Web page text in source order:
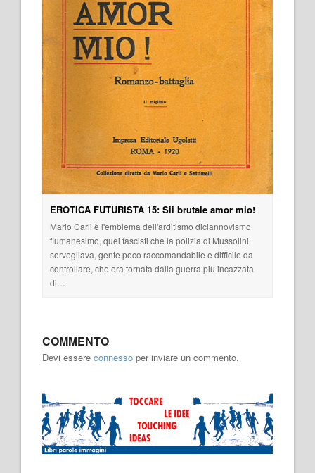
EROTICA FUTURISTA 15: Sii brutale amor mio!
Mario Carli è l'emblema dell'arditismo diciannovismo
fiumanesimo, quei fascisti che la polizia di Mussolini
sorvegliava, gente poco raccomandabile e difficile da
controllare, che era tornata dalla guerra più incazzata
di…
COMMENTO
Devi essere connesso per inviare un commento.